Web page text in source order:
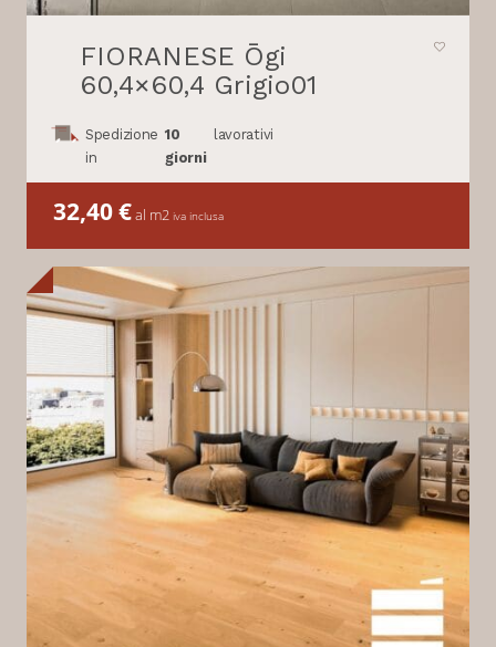
FIORANESE Ōgi
60,4×60,4 Grigio01
Spedizione
in
10
giorni
lavorativi
32,40€al m2 iva inclusa